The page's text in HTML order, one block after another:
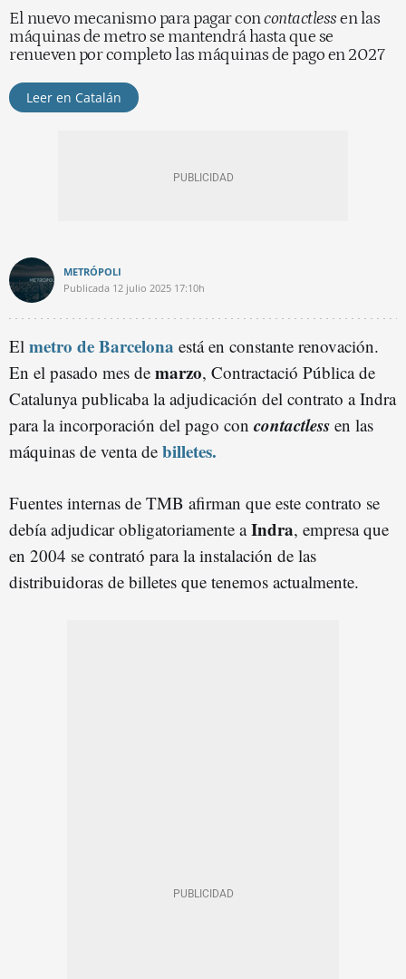
El nuevo mecanismo para pagar concontactlessen las
máquinas de metro se mantendrá hasta que se
renueven por completo las máquinas de pago en 2027
Leer en Catalán
METRÓPOLI
Publicada 12 julio 2025 17:10h
El metro de Barcelona está en constante renovación.
En el pasado mes de marzo, Contractació Pública de
Catalunya publicaba la adjudicación del contrato a Indra
para la incorporación del pago con contactless en las
máquinas de venta de billetes.
Fuentes internas de TMB afirman que este contrato se
debía adjudicar obligatoriamente aIndra, empresa que
en 2004 se contrató para la instalación de las
distribuidoras de billetes que tenemos actualmente.